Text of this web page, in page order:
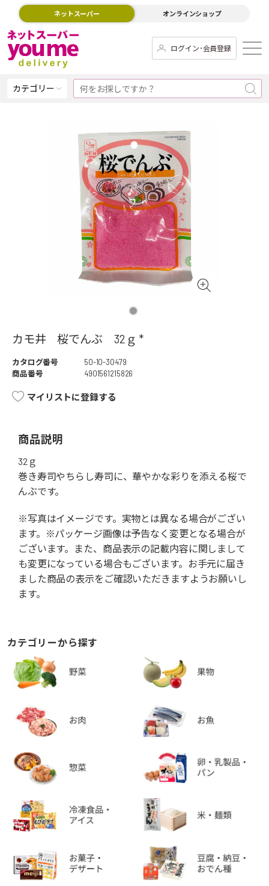
ネットスーパー オンラインショップ
ログイン･会員登録
カテゴリー
カモ井 桜でんぶ 32ｇ *
カタログ番号
50-10-30479
商品番号
4901561215826
マイリストに登録する
商品説明
32ｇ
巻き寿司やちらし寿司に、華やかな彩りを添える桜で
んぶです。
※写真はイメージです。実物とは異なる場合がござい
ます。※パッケージ画像は予告なく変更となる場合が
ございます。また、商品表示の記載内容に関しまして
も変更になっている場合もございます。お手元に届き
ました商品の表示をご確認いただきますようお願いし
ます。
カテゴリーから探す